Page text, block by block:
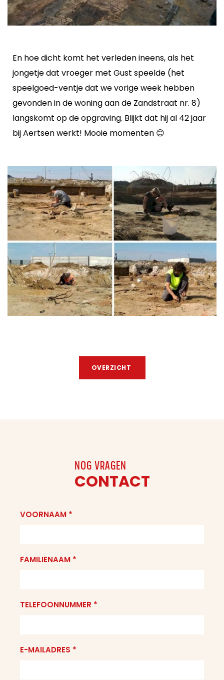
En hoe dicht komt het verleden ineens, als het
jongetje dat vroeger met Gust speelde (het
speelgoed-ventje dat we vorige week hebben
gevonden in de woning aan de Zandstraat nr. 8)
langskomt op de opgraving. Blijkt dat hij al 42 jaar
bij Aertsen werkt! Mooie momenten 😊
OVERZICHT
NOG VRAGEN
CONTACT
VOORNAAM *
FAMILIENAAM *
TELEFOONNUMMER *
E-MAILADRES *